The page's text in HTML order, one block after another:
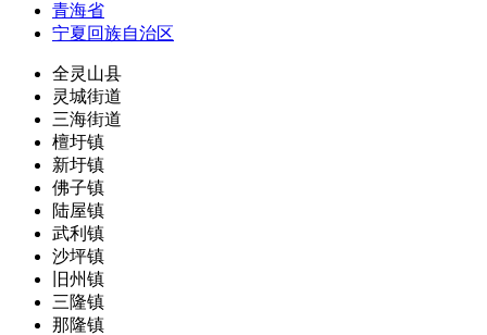
青海省
宁夏回族自治区
全灵山县
灵城街道
三海街道
檀圩镇
新圩镇
佛子镇
陆屋镇
武利镇
沙坪镇
旧州镇
三隆镇
那隆镇